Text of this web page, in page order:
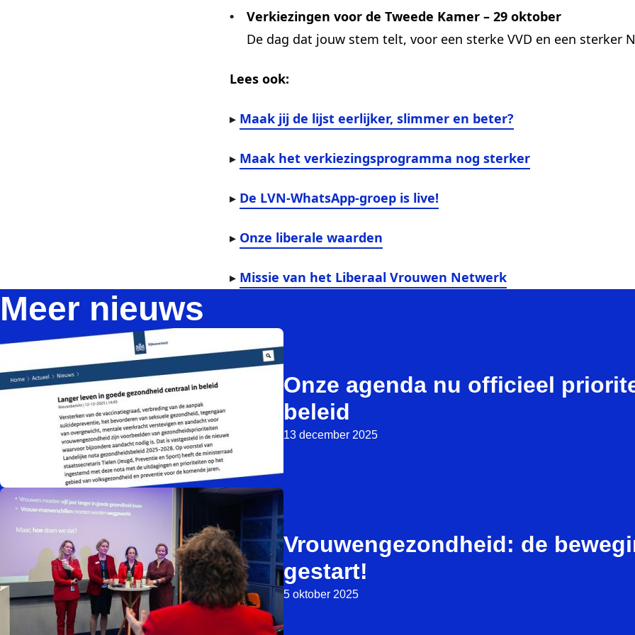
Verkiezingen voor de Tweede Kamer – 29 oktober
De dag dat jouw stem telt, voor een sterke VVD en een sterker
Lees ook:
▸ Maak jij de lijst eerlijker, slimmer en beter?
▸ Maak het verkiezingsprogramma nog sterker
▸ De LVN-WhatsApp-groep is live!
▸ Onze liberale waarden
▸ Missie van het Liberaal Vrouwen Netwerk
Meer nieuws
Onze agenda nu officieel
beleid
13 december 2025
Vrouwengezondheid: de
gestart!
5 oktober 2025